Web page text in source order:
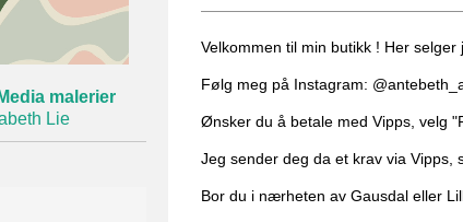
malerier
Lie
Velkommen til min butikk ! Her selger
Følg meg på Instagram:
Ønsker du å betale med Vipps, velg
Jeg sender deg da et krav via Vipps,
Bor du i nærheten av Gausdal eller